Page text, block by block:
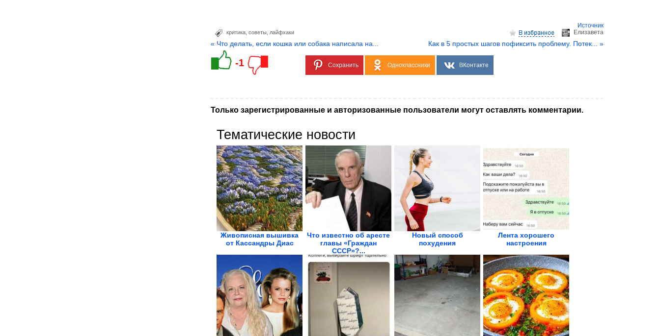
Источник
Елизаветa
критика советы лайфхаки
« Что делать, если кошка или собака написала на... Как в 5 простых шагов пофиксить проблему. Потек... »
-1 Сохранить Одноклассники ВКонтакте
Только зарегистрированные и авторизованные пользователи могут оставлять комментарии.
Тематические новости
Живописная вышивка
от Кассандры Диас
Что известно об аресте
главы «Граждан
СССР»?...
Новый способ
похудения
Лента хорошего
настроения